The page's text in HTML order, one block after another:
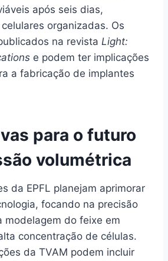
após seis dias,
organizadas. Os
na revista Light:
e podem ter implicações
a fabricação de implantes
para o futuro
volumétrica
da EPFL planejam aprimorar
focando na precisão
modelagem do feixe em
concentração de células.
da TVAM podem incluir